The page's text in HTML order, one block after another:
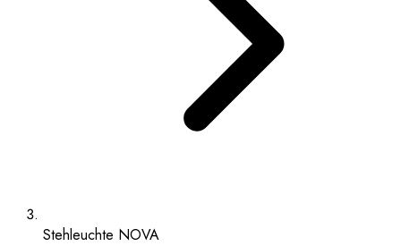
Stehleuchte NOVA